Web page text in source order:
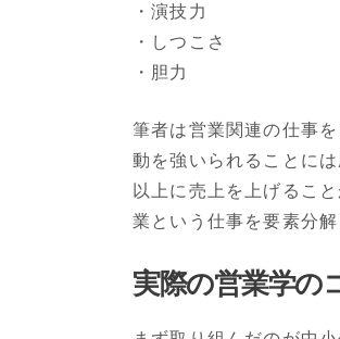
・演技力
・しつこさ
・胆力
筆者は営業関連の仕事
動を強いられることに
以上に売上を上げるこ
業という仕事を要素分
実際の営業学の